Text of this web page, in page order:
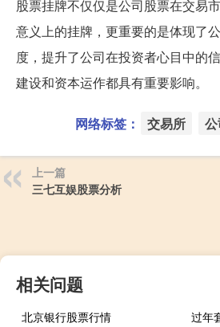
股票挂牌不仅仅是公司股票在交易
意义上的挂牌，更重要的是体现了
度，提升了公司在投资者心目中的
建设和资本运作都具有重要影响。
网络标签： 交易所 公
上一篇
三七互娱股票分析
相关问题
北京银行股票行情
过年